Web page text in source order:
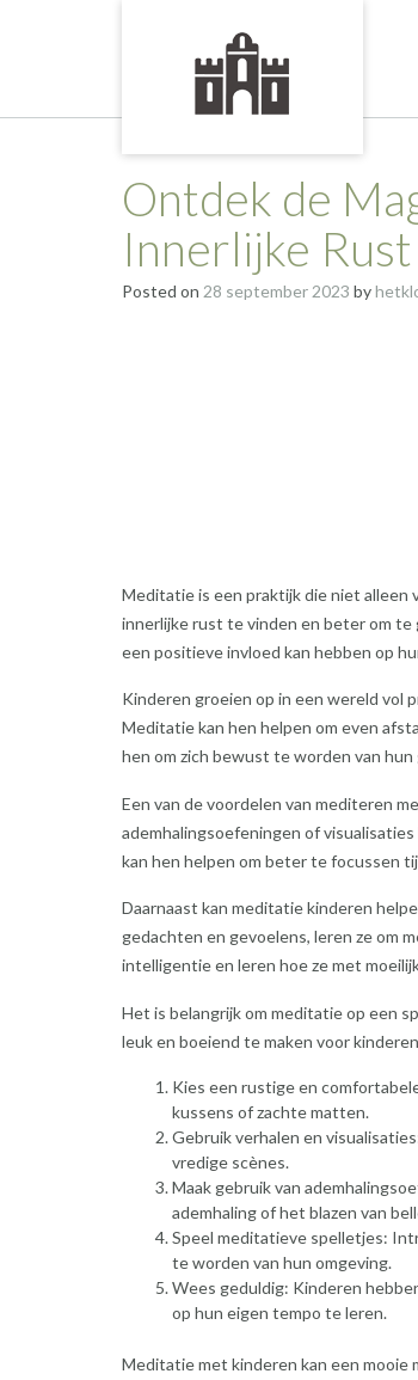
Ontdek de
Innerlijke
Posted on 28 september 2023 by
Meditatie is een praktijk die niet alleen
innerlijke rust te vinden en beter om te
een positieve invloed kan hebben op
Kinderen groeien op in een wereld vol
Meditatie kan hen helpen om even
hen om zich bewust te worden van
Een van de voordelen van mediteren
ademhalingsoefeningen of
kan hen helpen om beter te focussen
Daarnaast kan meditatie kinderen
gedachten en gevoelens, leren ze om
intelligentie en leren hoe ze met
Het is belangrijk om meditatie op een
leuk en boeiend te maken voor
Kies een rustige en
kussens of zachte matten.
Gebruik verhalen en
vredige scènes.
Maak gebruik van
ademhaling of het blazen van
Speel meditatieve spelletjes:
te worden van hun omgeving.
Wees geduldig: Kinderen
op hun eigen tempo te leren.
Meditatie met kinderen kan een mooie